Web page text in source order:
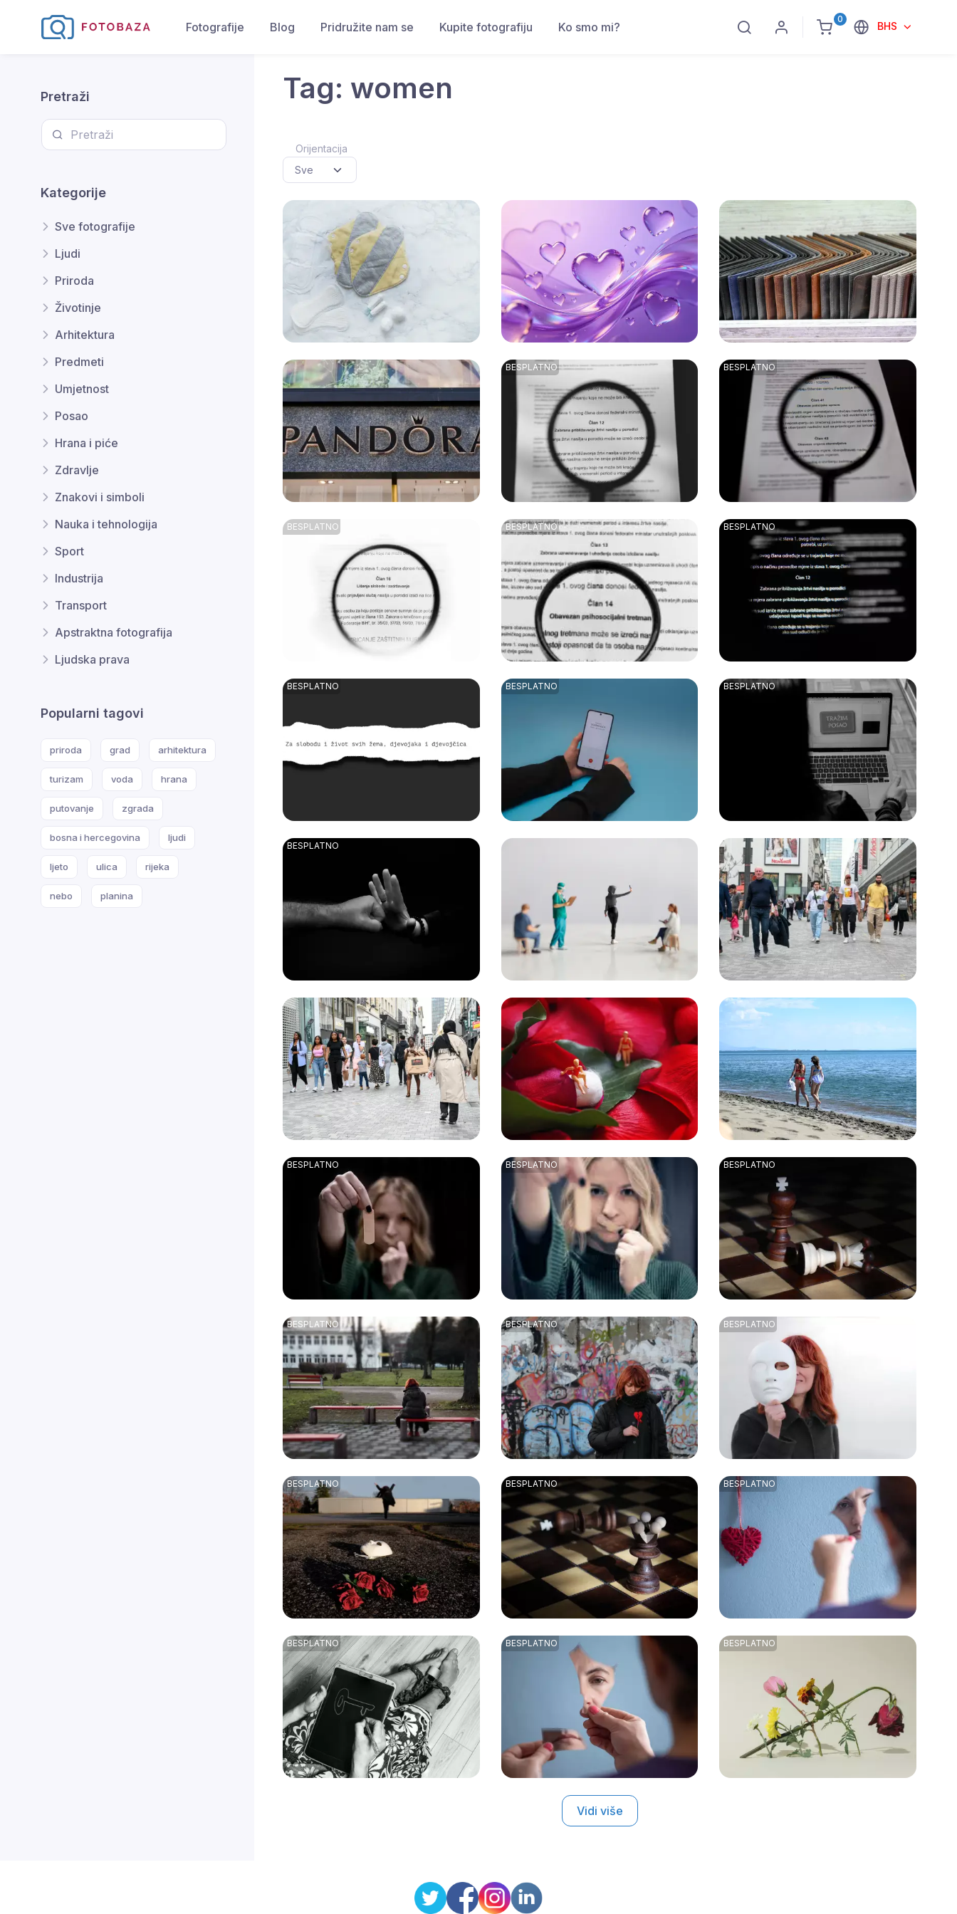
0
BHS
Fotografije Blog Pridružite nam se Kupite fotografiju Ko smo mi?
Pretraži
Kategorije
Sve fotografije
Ljudi
Priroda
Životinje
Arhitektura
Predmeti
Umjetnost
Posao
Hrana i piće
Zdravlje
Znakovi i simboli
Nauka i tehnologija
Sport
Industrija
Transport
Apstraktna fotografija
Ljudska prava
Popularni tagovi
priroda grad arhitektura
turizam voda hrana
putovanje zgrada
bosna i hercegovina ljudi
ljeto ulica rijeka
nebo planina
Tag: women
Orijentacija
Vidi više